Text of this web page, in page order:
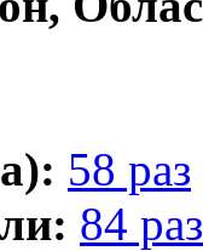
58 раз
84